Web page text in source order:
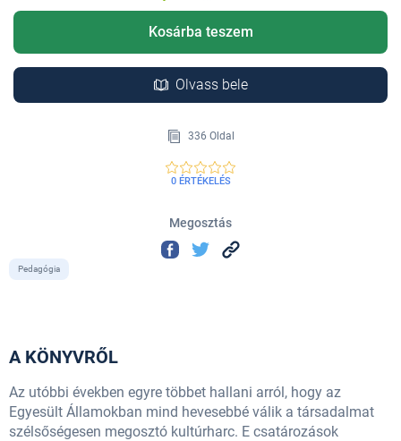
Kosárba teszem
Olvass bele
336 Oldal
0 ÉRTÉKELÉS
Megosztás
Pedagógia
A KÖNYVRŐL
Az utóbbi években egyre többet hallani arról, hogy az
Egyesült Államokban mind hevesebbé válik a társadalmat
szélsőségesen megosztó kultúrharc. E csatározások